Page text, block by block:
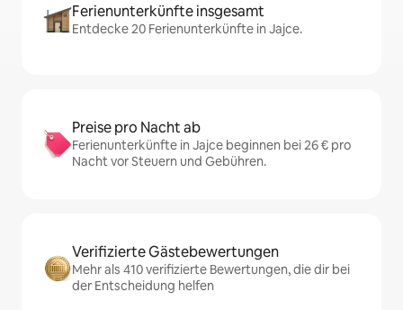
Ferienunterkünfte insgesamt
Entdecke 20 Ferienunterkünfte in Jajce.
Preise pro Nacht ab
Ferienunterkünfte in Jajce beginnen bei 26 € pro
Nacht vor Steuern und Gebühren.
Verifizierte Gästebewertungen
Mehr als 410 verifizierte Bewertungen, die dir bei
der Entscheidung helfen